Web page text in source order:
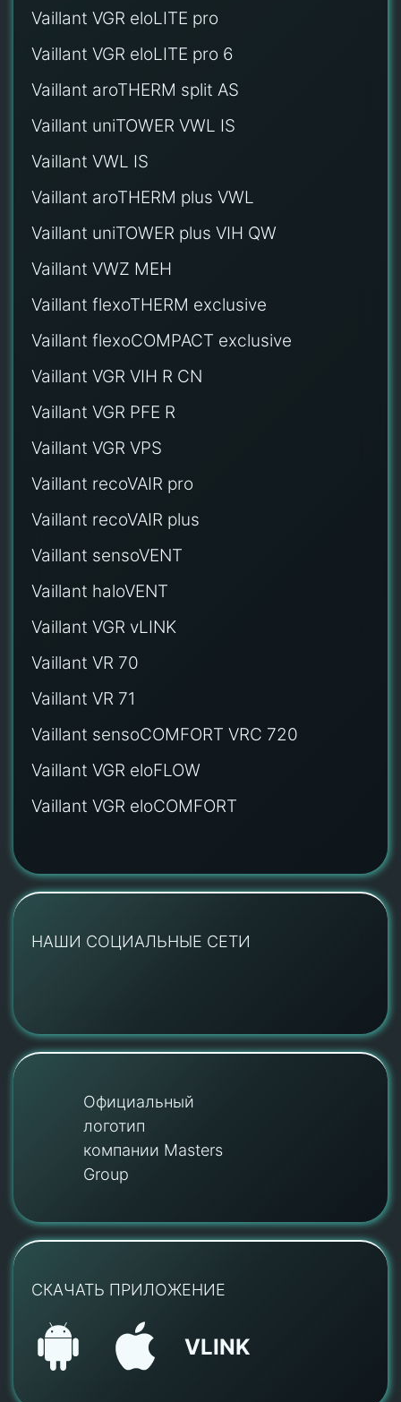
Vaillant VGR eloLITE pro
Vaillant VGR eloLITE pro 6
Vaillant aroTHERM split AS
Vaillant uniTOWER VWL IS
Vaillant VWL IS
Vaillant aroTHERM plus VWL
Vaillant uniTOWER plus VIH QW
Vaillant VWZ MEH
Vaillant flexoTHERM exclusive
Vaillant flexoCOMPACT exclusive
Vaillant VGR VIH R CN
Vaillant VGR PFE R
Vaillant VGR VPS
Vaillant recoVAIR pro
Vaillant recoVAIR plus
Vaillant sensoVENT
Vaillant haloVENT
Vaillant VGR vLINK
Vaillant VR 70
Vaillant VR 71
Vaillant sensoCOMFORT VRC 720
Vaillant VGR eloFLOW
Vaillant VGR eloCOMFORT
НАШИ СОЦИАЛЬНЫЕ СЕТИ
Официальный
логотип
компании Masters
Group
СКАЧАТЬ ПРИЛОЖЕНИЕ
VLINK